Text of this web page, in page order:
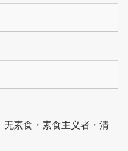
素食・素食主义者・清